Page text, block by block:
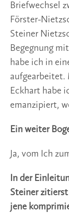
Briefwechsel
Förster-
Steiner
Begegnung
habe ich in
Eckhart habe
emanzipiert,
Ein weiter
Ja, vom Ich
In der
Steiner
jene